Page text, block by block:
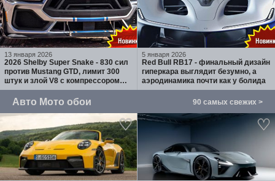
13 января 2026
2026 Shelby Super Snake - 830 сил
против Mustang GTD, лимит 300
штук и злой V8 с компрессором
Whipple
5 января 2026
Red Bull RB17 - финальный дизайн
гиперкара выглядит безумно, а
аэродинамика почти как у болида
Авто Мото обои 90 самых свежих >